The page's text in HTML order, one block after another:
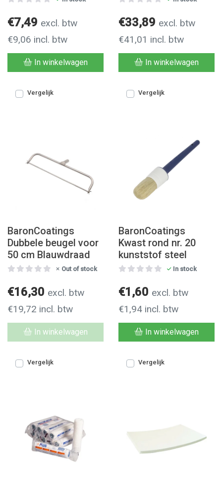
€7,49 excl. btw
€9,06 incl. btw
In winkelwagen
Vergelijk
€33,89 excl. btw
€41,01 incl. btw
In winkelwagen
Vergelijk
BaronCoatings
Dubbele beugel voor
50 cm Blauwdraad
Out of stock
€16,30 excl. btw
€19,72 incl. btw
In winkelwagen
Vergelijk
BaronCoatings
Kwast rond nr. 20
kunststof steel
In stock
€1,60 excl. btw
€1,94 incl. btw
In winkelwagen
Vergelijk